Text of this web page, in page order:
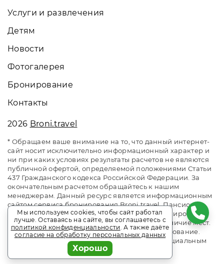
Услуги и развлечения
Детям
Новости
Фотогалерея
Бронирование
Контакты
2026 Broni.travel
* Обращаем ваше внимание на то, что данный интернет-
сайт носит исключительно информационный характер и
ни при каких условиях результаты расчетов не являются
публичной офертой, определяемой положениями Статьи
437 Гражданского кодекса Российской Федерации. За
окончательным расчетом обращайтесь к нашим
менеджерам. Данный ресурс является информационным
сайтом сервиса бронирования Broni.travel. Пансионат
Sigma Sirius / Сигма Сириус. Сайт онлайн бронирования
номеров. Актуальные цены, прайс-листы и наличие мест.
Акции и спецпредложения. Выгодное бронирование.
Индивидуальный менеджер. Не является официальным
сайтом объекта размещения.
Мы используем cookies, чтобы сайт работал
лучше. Оставаясь на сайте, вы соглашаетесь с
политикой конфиденциальности. А также даёте
согласие на обработку персональных данных
Хорошо